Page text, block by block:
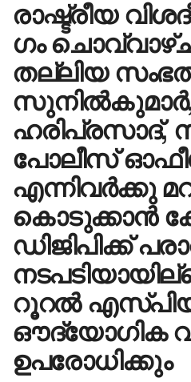
രാഷ്ട്രീയ
ഗം
തല്ലിയ
ഹരിപ്രസാദ്,
പോലീസ്
എന്നിവർക്കു
കൊടുക്കാൻ
ഡിജിപിക്ക്
റൂറൽ
ഔദ്യോഗിക
ഉപരോധിക്കും